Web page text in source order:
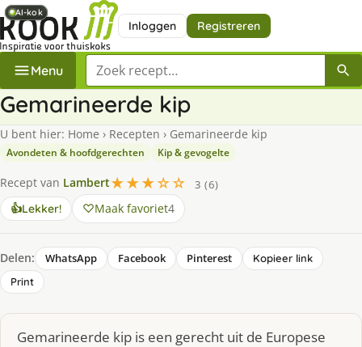
Inloggen Registreren
Menu Zoek een recept
Gemarineerde kip
U bent hier: Home › Recepten › Gemarineerde kip
Avondeten & hoofdgerechten Kip & gevogelte
Recept van Lambert★★★☆☆
3 (6)
👍Lekker! Maak favoriet4
Delen: WhatsApp Facebook Pinterest
Kopieer link
Print
Gemarineerde kip is een gerecht uit de Europese
AI-kok
AI-kok
AI-kok